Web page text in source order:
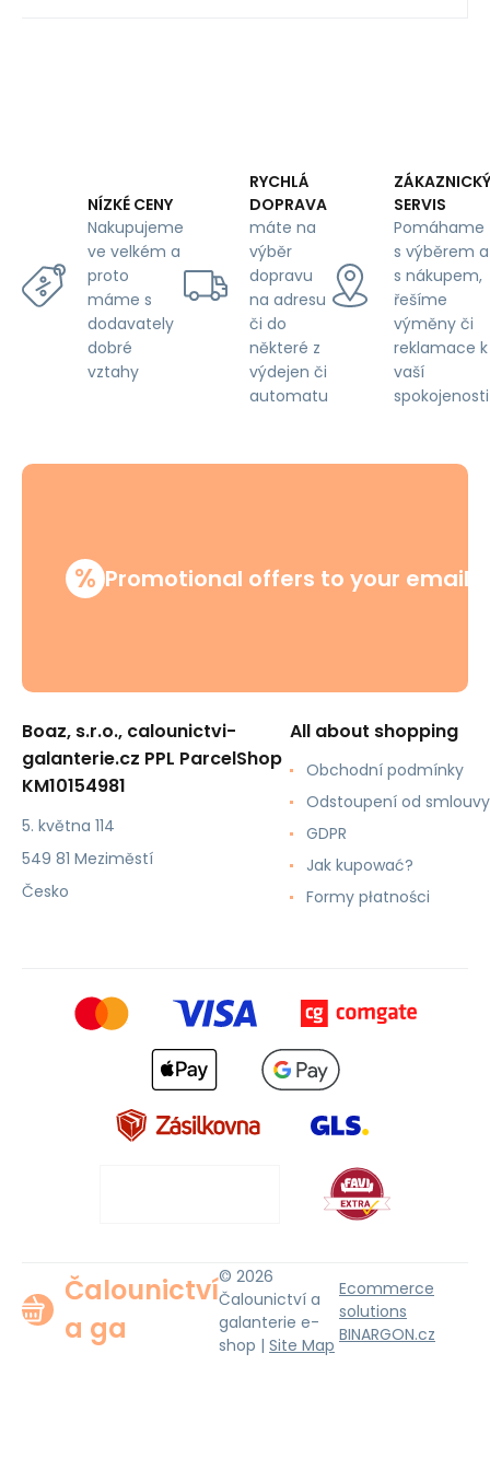
NÍZKÉ CENY
Nakupujeme
ve velkém a
proto
máme s
dodavately
dobré
vztahy
RYCHLÁ
DOPRAVA
máte na
výběr
dopravu
na adresu
či do
některé z
výdejen či
automatu
ZÁKAZNICKÝ
SERVIS
Pomáhame
s výběrem a
s nákupem,
řešíme
výměny či
reklamace k
vaší
spokojenosti
% Promotional offers to your email
Boaz, s.r.o., calounictvi-
galanterie.cz PPL ParcelShop
KM10154981
5. května 114
549 81 Meziměstí
Česko
All about shopping
Obchodní podmínky
Odstoupení od smlouvy
GDPR
Jak kupować?
Formy płatności
Čalounictví
a ga
© 2026
Čalounictví a
galanterie e-
shop | Site Map
Ecommerce
solutions
BINARGON.cz